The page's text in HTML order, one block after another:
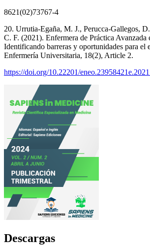
8621(02)73767-4
20. Urrutia-Egaña, M. J., Perucca-Gallegos,
C. F. (2021). Enfermera de Práctica Avanzada
Identificando barreras y oportunidades para el
Enfermería Universitaria, 18(2), Article 2.
https://doi.org/10.22201/
Descargas